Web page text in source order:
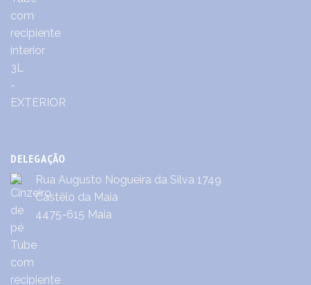
DELEGAÇÃO
Rua Augusto Nogueira da Silva 1749
Castêlo da Maia
4475-615 Maia